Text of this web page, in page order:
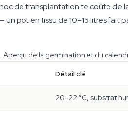
de transplantation te coûte de
pot en tissu de 10–15 litres fait
Aperçu de la germination et du
Détail clé
20–22 °C, substrat